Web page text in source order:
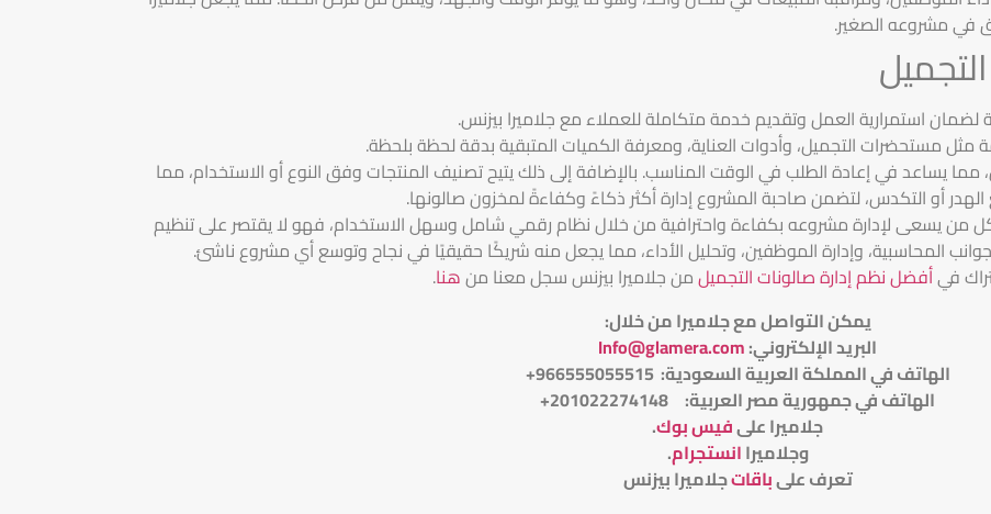
في مشروعه الصغير.
لضمان استمرارية العمل وتقديم خدمة متكاملة للعملاء مع جلاميرا بيزنس.
مستحضرات التجميل، وأدوات العناية، ومعرفة الكميات المتبقية بدقة لحظة بلحظة.
مما يساعد في إعادة الطلب في الوقت المناسب. بالإضافة إلى ذلك يتيح تصنيف المنتجات وفق النوع أو الاستخدام، مما
أو التكدس، لتضمن صاحبة المشروع إدارة أكثر ذكاءً وكفاءةً لمخزون صالونها.
لكل من يسعى لإدارة مشروعه بكفاءة واحترافية من خلال نظام رقمي شامل وسهل الاستخدام، فهو لا يقتصر على تنظيم
المحاسبية، وإدارة الموظفين، وتحليل الأداء، مما يجعل منه شريكًا حقيقيًا في نجاح وتوسع أي مشروع ناشئ.
فيأفضل نظم إدارة صالونات التجميلمن جلاميرا بيزنس سجل معنا منهنا.
يمكن التواصل مع جلاميرا من خلال:
البريد الإلكتروني:
Info@glamera.com
الهاتف في المملكة العربية السعودية: 966555055515+
الهاتف في جمهورية مصر العربية: 201022274148+
جلاميرا علىفيس بوك.
وجلاميراانستجرام.
تعرف علىباقاتجلاميرا بيزنس